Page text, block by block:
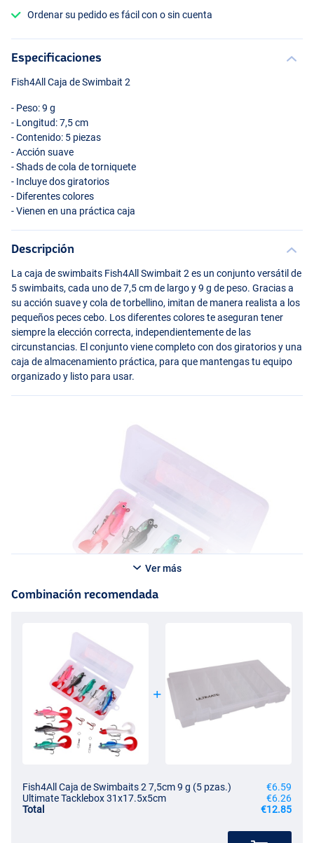
Ordenar su pedido es fácil con o sin cuenta
Especificaciones
Fish4All Caja de Swimbait 2
- Peso: 9 g
- Longitud: 7,5 cm
- Contenido: 5 piezas
- Acción suave
- Shads de cola de torniquete
- Incluye dos giratorios
- Diferentes colores
- Vienen en una práctica caja
Descripción
La caja de swimbaits Fish4All Swimbait 2 es un conjunto versátil de
5 swimbaits, cada uno de 7,5 cm de largo y 9 g de peso. Gracias a
su acción suave y cola de torbellino, imitan de manera realista a los
pequeños peces cebo. Los diferentes colores te aseguran tener
siempre la elección correcta, independientemente de las
circunstancias. El conjunto viene completo con dos giratorios y una
caja de almacenamiento práctica, para que mantengas tu equipo
organizado y listo para usar.
Ver más
Combinación recomendada
Fish4All Caja de Swimbaits 2 7,5cm 9 g (5 pzas.)
€6.59
Ultimate Tacklebox 31x17.5x5cm
€6.26
Total
€12.85